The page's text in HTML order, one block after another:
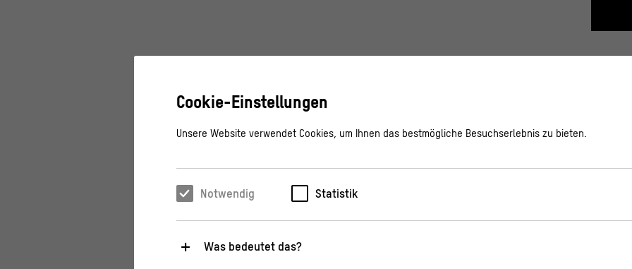
Cookie-Einstellungen
Unsere Website verwendet Cookies, um Ihnen das bestmögliche Besuchserlebnis zu bieten.
Notwendig Statistik
Was bedeutet das?